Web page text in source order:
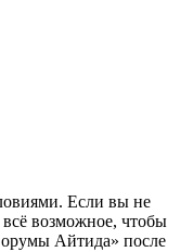
Если вы не
возможное, чтобы
Айтида» после